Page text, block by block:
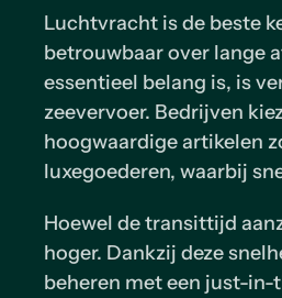
Luchtvracht is de beste
betrouwbaar over lange
essentieel belang is, is
zeevervoer. Bedrijven
hoogwaardige artikelen
luxegoederen, waarbij
Hoewel de transittijd
hoger. Dankzij deze
beheren met een just-